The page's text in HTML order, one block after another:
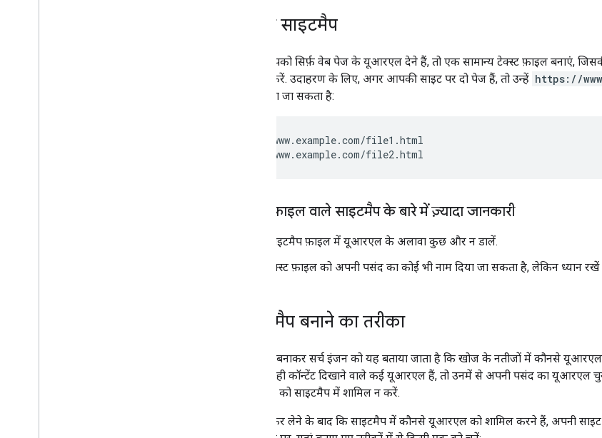
टेक्स्ट साइटमैप
अगर आपको सिर्फ़ वेब पेज के यूआरएल देने हैं, तो एक सामान्य टेक्स्ट फ़ाइल बनाएं,
सबमिट करें. उदाहरण के लिए, अगर आपकी साइट पर दो पेज हैं, तो उन्हें https://
तरह जोड़ा जा सकता है:
https://www.example.com/file1.html
https://www.example.com/file2.html
टेक्स्ट फ़ाइल वाले साइटमैप के बारे में ज़्यादा जानकारी
साइटमैप फ़ाइल में यूआरएल के अलावा कुछ और न डालें.
टेक्स्ट फ़ाइल को अपनी पसंद का कोई भी नाम दिया जा सकता है, लेकिन ध्यान
साइटमैप बनाने का तरीका
साइटमैप बनाकर सर्च इंजन को यह बताया जाता है कि खोज के नतीजों में कौनसे यूआरएल
पास एक ही कॉन्टेंट दिखाने वाले कई यूआरएल हैं, तो उनमें से अपनी पसंद का यूआरएल
यूआरएल को साइटमैप में शामिल न करें.
यह तय कर लेने के बाद कि साइटमैप में कौनसे यूआरएल को शामिल करने हैं, अपनी